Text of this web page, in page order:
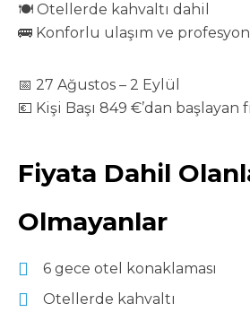
🍽️ Otellerde kahvaltı dahil
🚌 Konforlu ulaşım ve
📅 27 Ağustos – 2 Eylül
💶 Kişi Başı 849 €’dan başlayan
Fiyata Dahil
Olmayanlar
6 gece otel konaklaması
Otellerde kahvaltı